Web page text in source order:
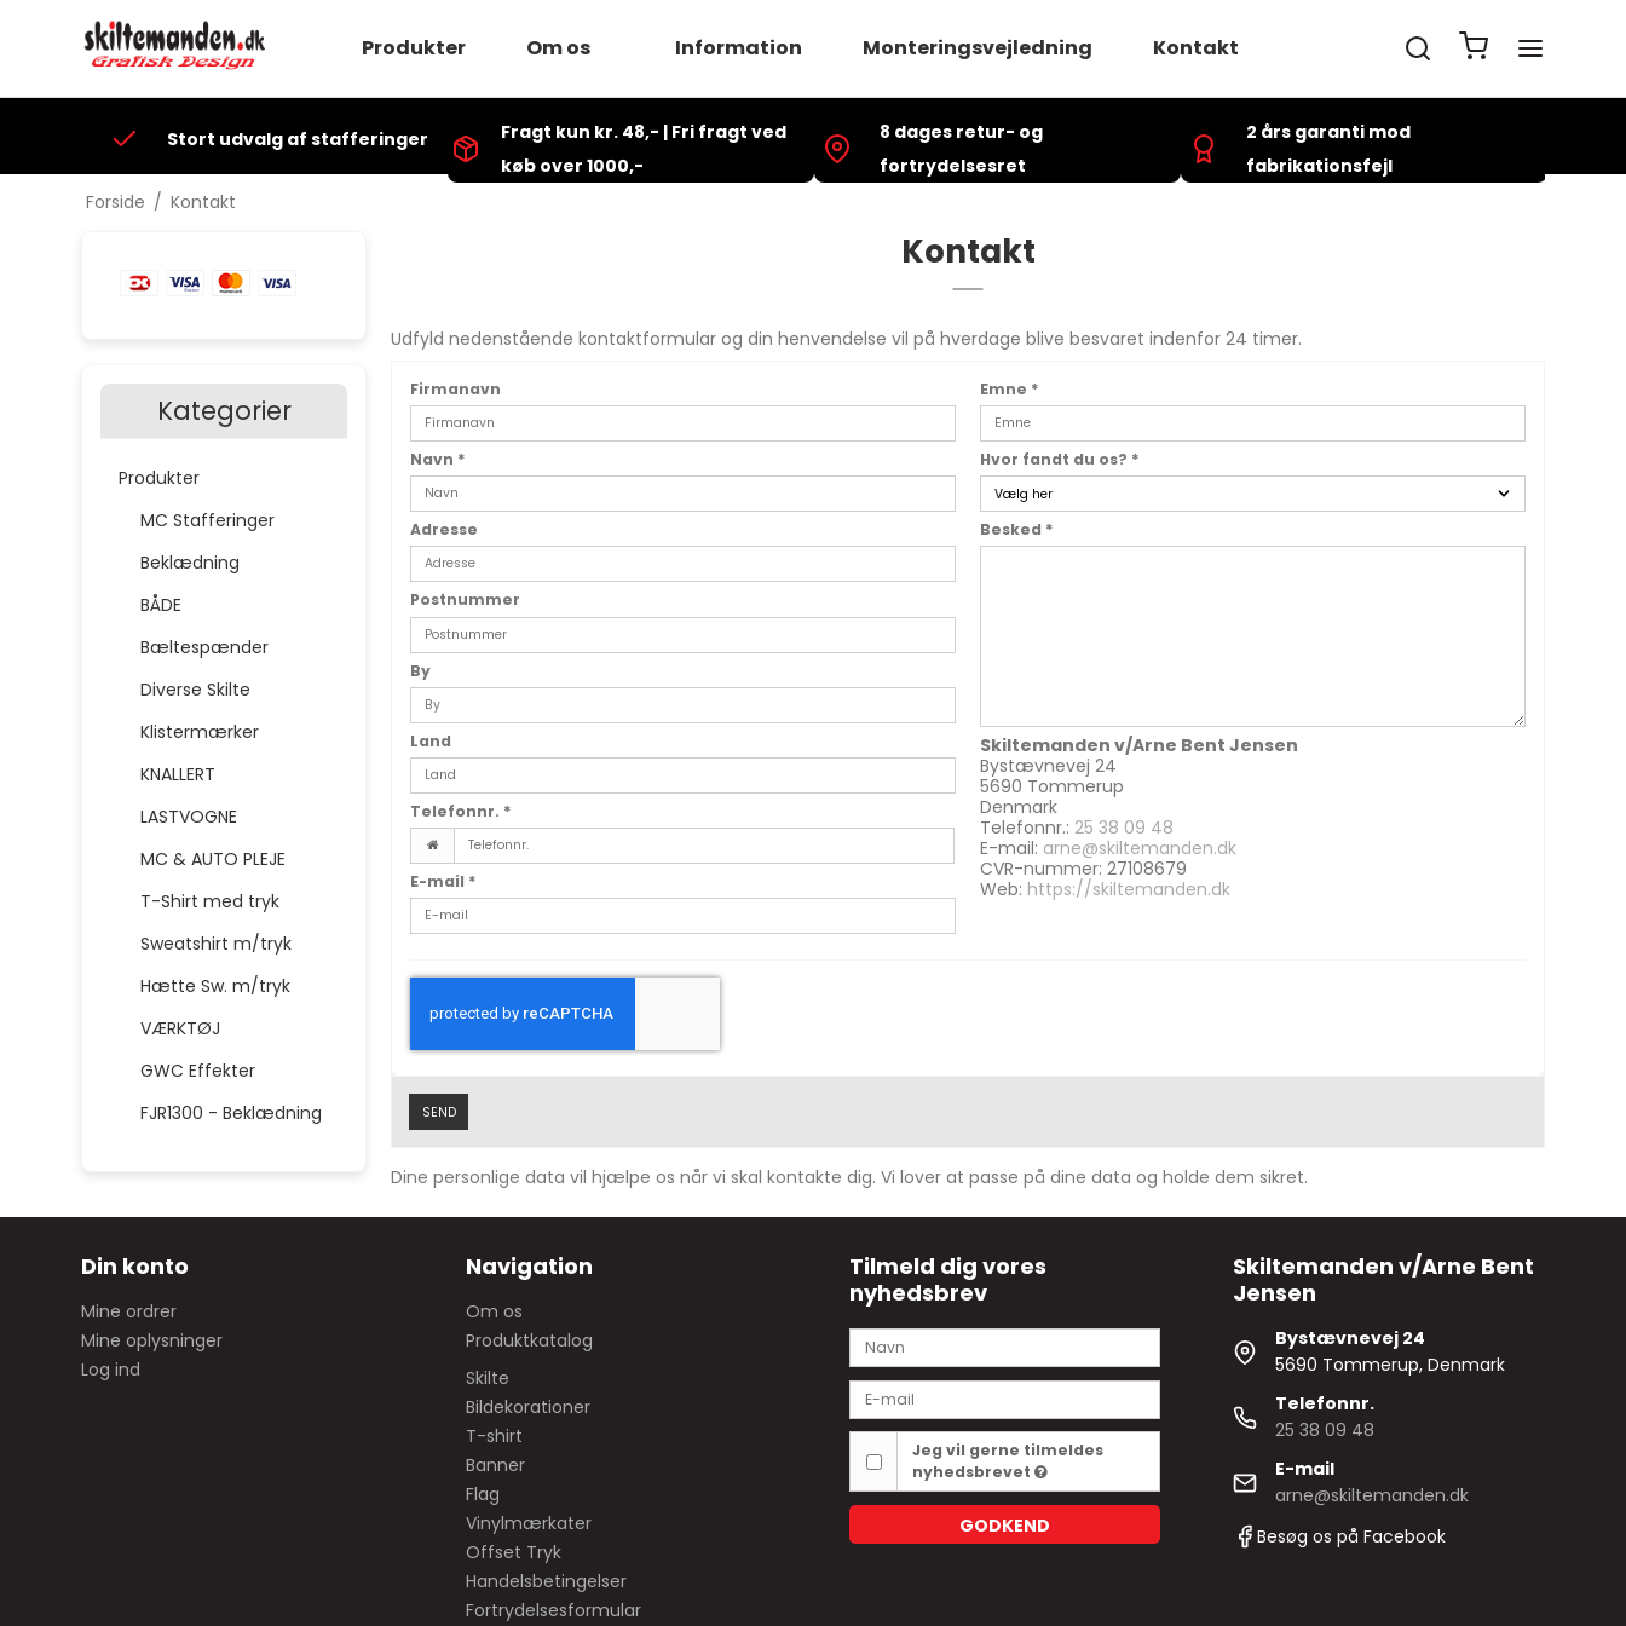
Produkter
MC Stafferinger
Beklædning
LASTVOGNE
T-Shirt med tryk
Sweatshirt m/tryk
Hætte Sw. m/tryk
VÆRKTØJ
GWC Effekter
FJR1300 - Beklædning
Om os Information
Skilte
Bildekorationer
T-shirt
Handelsbetingelser
Monteringsvejledning Kontakt
Log ind
Opret bruger
Nyhedstilmelding
Stort udvalg af stafferinger
Fragt kun kr. 48,- | Fri fragt ved
køb over 1000,-
8 dages retur- og
fortrydelsesret
2 års garanti mod
fabrikationsfejl
Forside / Kontakt
Kategorier
Produkter
MC Stafferinger
Beklædning
BÅDE
Bæltespænder
Diverse Skilte
Klistermærker
KNALLERT
LASTVOGNE
MC & AUTO PLEJE
T-Shirt med tryk
Sweatshirt m/tryk
Hætte Sw. m/tryk
VÆRKTØJ
GWC Effekter
FJR1300 - Beklædning
Kontakt
Udfyld nedenstående kontaktformular og din henvendelse vil på hverdage blive besvaret indenfor 24 timer.
Firmanavn
Navn *
Adresse
Postnummer
By
Land
Telefonnr. *
E-mail *
Emne *
Hvor fandt du os? *
Besked *
Skiltemanden v/Arne Bent Jensen
Bystævnevej 24
5690 Tommerup
Denmark
Telefonnr.: 25 38 09 48
E-mail: arne@skiltemanden.dk
CVR-nummer: 27108679
Web: https://skiltemanden.dk
SEND
Dine personlige data vil hjælpe os når vi skal kontakte dig. Vi lover at passe på dine data og holde dem sikret.
Din konto
Mine ordrer
Mine oplysninger
Log ind
Navigation
Om os
Produktkatalog
Skilte
Bildekorationer
T-shirt
Banner
Flag
Vinylmærkater
Offset Tryk
Handelsbetingelser
Fortrydelsesformular
Tilmeld dig vores
nyhedsbrev
Jeg vil gerne tilmeldes
nyhedsbrevet
GODKEND
Skiltemanden v/Arne Bent
Jensen
Bystævnevej 24
5690 Tommerup, Denmark
Telefonnr.
25 38 09 48
E-mail
arne@skiltemanden.dk
Besøg os på Facebook